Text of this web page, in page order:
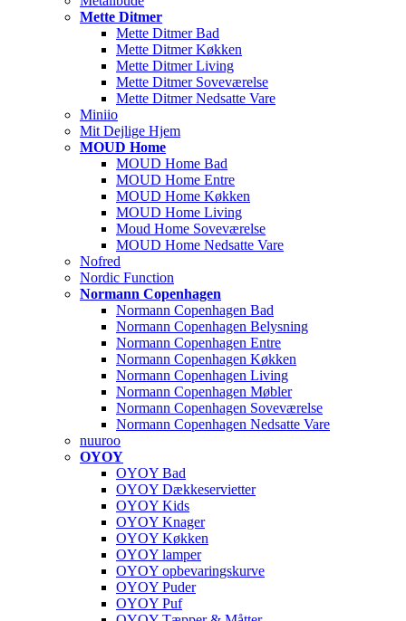
Mette Ditmer
Mette Ditmer Bad
Mette Ditmer Køkken
Mette Ditmer Living
Mette Ditmer Soveværelse
Mette Ditmer Nedsatte Vare
Miniio
Mit Dejlige Hjem
MOUD Home
MOUD Home Bad
MOUD Home Entre
MOUD Home Køkken
MOUD Home Living
Moud Home Soveværelse
MOUD Home Nedsatte Vare
Nofred
Nordic Function
Normann Copenhagen
Normann Copenhagen Bad
Normann Copenhagen Belysning
Normann Copenhagen Entre
Normann Copenhagen Køkken
Normann Copenhagen Living
Normann Copenhagen Møbler
Normann Copenhagen Soveværelse
Normann Copenhagen Nedsatte Vare
nuuroo
OYOY
OYOY Bad
OYOY Dækkeservietter
OYOY Kids
OYOY Knager
OYOY Køkken
OYOY lamper
OYOY opbevaringskurve
OYOY Puder
OYOY Puf